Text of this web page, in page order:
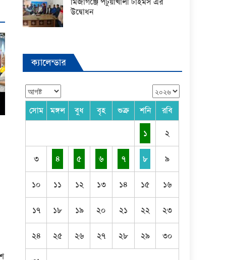
উদ্বোধন
ক্যালেন্ডার
সোম মঙ্গল বুধ বৃহ শুক্র শনি রবি
১ ২
৩ ৪ ৫ ৬ ৭ ৮ ৯
১০ ১১ ১২ ১৩ ১৪ ১৫ ১৬
১৭ ১৮ ১৯ ২০ ২১ ২২ ২৩
২৪ ২৫ ২৬ ২৭ ২৮ ২৯ ৩০